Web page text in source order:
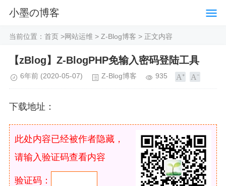
小墨の博客
当前位置： 首页 >网站运维 > Z-Blog博客 > 正文内容
【zBlog】Z-BlogPHP免输入密码登陆工具
6年前 (2020-05-07) Z-Blog博客 935
下载地址：
此处内容已经被作者隐藏，
请输入验证码查看内容
验证码：